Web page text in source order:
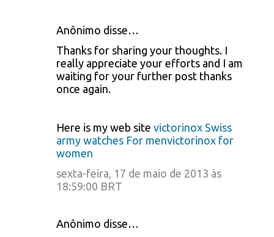
Anônimo disse…
Thanks for sharing your thoughts. I
really appreciate your efforts and I am
waiting for your further post thanks
once again.
Here is my web site victorinox Swiss
army watches For menvictorinox for
women
sexta-feira, 17 de maio de 2013 às
18:59:00 BRT
Anônimo disse…